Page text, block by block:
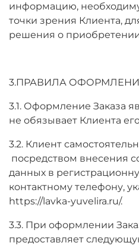
информацию,
точки зрения Клиента,
решения о
3.ПРАВИЛА
3.1. Оформление Заказа
не обязывает Клиента
3.2. Клиент
посредством внесения
данных в
контактному телефону,
https://lavka-yuvelira.ru/.
3.3. При оформлении
предоставляет